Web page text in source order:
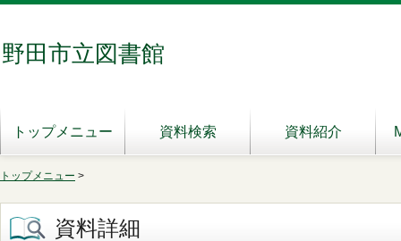
野田市立図書館
トップメニュー 資料検索 資料紹介
トップメニュー >
資料詳細